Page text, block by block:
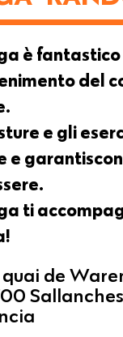
è
del
e gli
e
ti
quai de
Sallanches